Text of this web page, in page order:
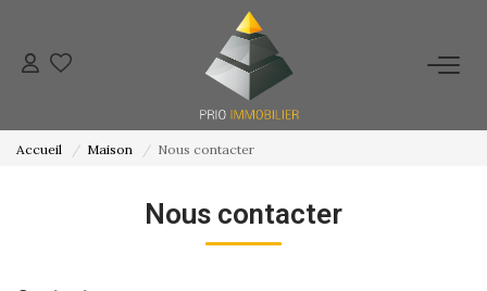
ACHETER
NOS ACTIONS COMMERCIALES
Accueil Maison Nous contacter
Nous contacter